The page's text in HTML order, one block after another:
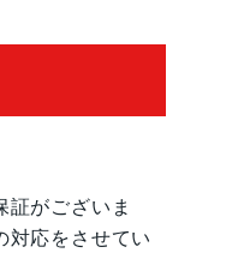
証がございま
対応をさせてい